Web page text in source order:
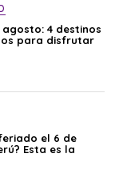
4 destinos
para disfrutar
el 6 de
Esta es la